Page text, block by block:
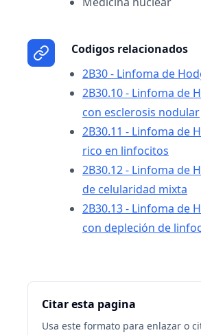
Codigos relacionados
2B30 - Linfoma de
2B30.10 - Linfoma de
con esclerosis nodular
2B30.11 - Linfoma de
rico en linfocitos
2B30.12 - Linfoma de
de celularidad mixta
2B30.13 - Linfoma de
con depleción de
Citar esta pagina
Usa este formato para enlazar o